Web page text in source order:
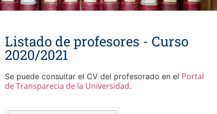
Tecnología Nuclear
Listado de profesores - Curso
2020/2021
Se puede consultar el CV del profesorado en el Portal
de Transparecia de la Universidad.